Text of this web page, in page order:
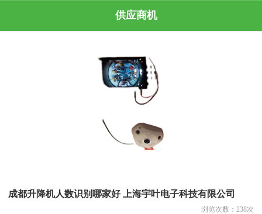
供应商机
成都升降机人数识别哪家好 上海宇叶电子科技有限公司
浏览次数： 238次